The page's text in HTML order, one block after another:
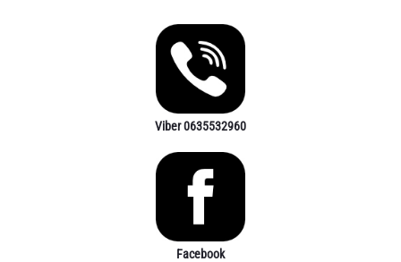
Viber 0635532960
Facebook